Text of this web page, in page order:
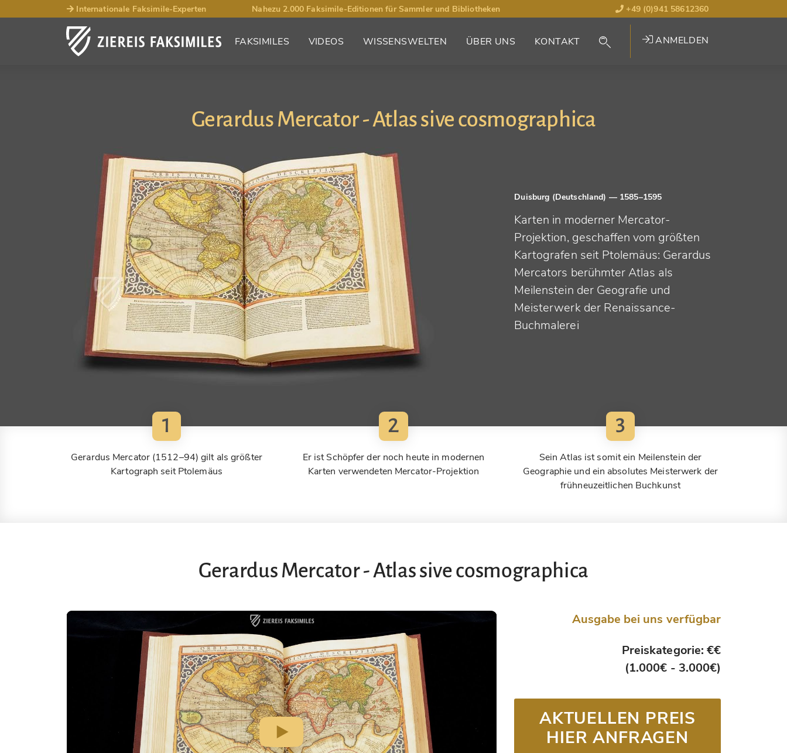
Internationale Faksimile-Experten Nahezu 2.000 Faksimile-Editionen für Sammler und Bibliotheken +49 (0)941 58612360
FAKSIMILES VIDEOS WISSENSWELTEN ÜBER UNS KONTAKT ANMELDEN
Gerardus Mercator - Atlas sive cosmographica
Duisburg (Deutschland) — 1585–1595
Karten in moderner Mercator-
Projektion, geschaffen vom größten
Kartografen seit Ptolemäus: Gerardus
Mercators berühmter Atlas als
Meilenstein der Geografie und
Meisterwerk der Renaissance-
Buchmalerei
1
Gerardus Mercator (1512–94) gilt als größter
Kartograph seit Ptolemäus
2
Er ist Schöpfer der noch heute in modernen
Karten verwendeten Mercator-Projektion
3
Sein Atlas ist somit ein Meilenstein der
Geographie und ein absolutes Meisterwerk der
frühneuzeitlichen Buchkunst
Gerardus Mercator - Atlas sive cosmographica
Ausgabe bei uns verfügbar
Preiskategorie: €€
(1.000€ - 3.000€)
AKTUELLEN PREIS
HIER ANFRAGEN